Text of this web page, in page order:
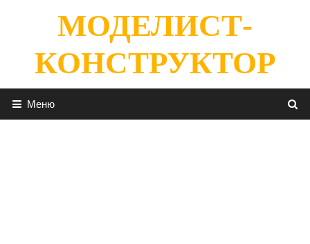
содержимомуМОДЕЛИСТ-
КОНСТРУКТОР
Меню